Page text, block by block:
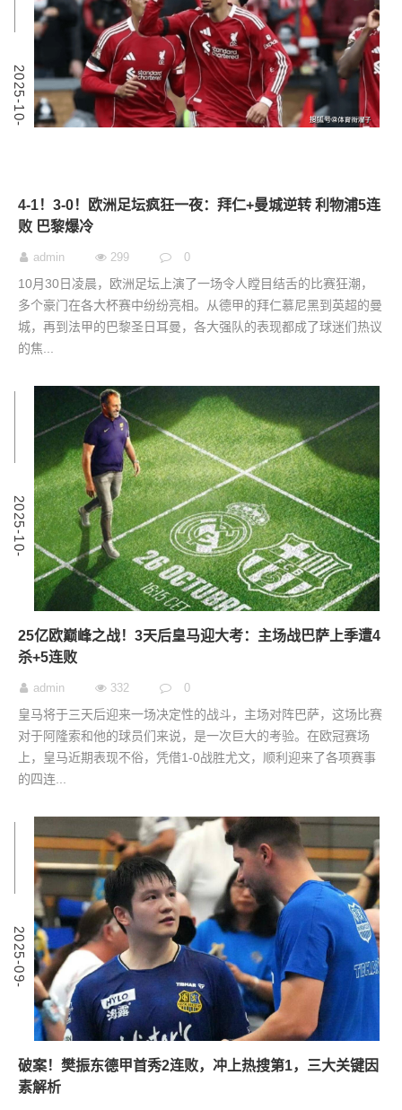
2
0
2
5
-
1
0
-
3
4-1！3-0！欧洲足坛疯狂一夜：拜仁+曼城逆转 利物浦5连
败 巴黎爆冷
admin 299 0
10月30日凌晨，欧洲足坛上演了一场令人瞠目结舌的比赛狂潮，
多个豪门在各大杯赛中纷纷亮相。从德甲的拜仁慕尼黑到英超的曼
城，再到法甲的巴黎圣日耳曼，各大强队的表现都成了球迷们热议
的焦...
2
0
2
5
-
1
0
-
2
25亿欧巅峰之战！3天后皇马迎大考：主场战巴萨上季遭4
杀+5连败
admin 332 0
皇马将于三天后迎来一场决定性的战斗，主场对阵巴萨，这场比赛
对于阿隆索和他的球员们来说，是一次巨大的考验。在欧冠赛场
上，皇马近期表现不俗，凭借1-0战胜尤文，顺利迎来了各项赛事
的四连...
2
0
2
5
-
0
9
-
0
破案！樊振东德甲首秀2连败，冲上热搜第1，三大关键因
素解析